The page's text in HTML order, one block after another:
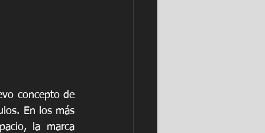
concepto de
En los más
la marca